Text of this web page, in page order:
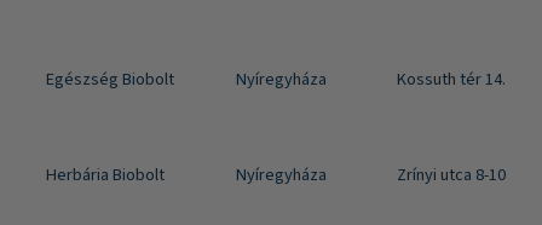
Egészség Biobolt Nyíregyháza Kossuth tér 14.
Herbária Biobolt Nyíregyháza Zrínyi utca 8-10.